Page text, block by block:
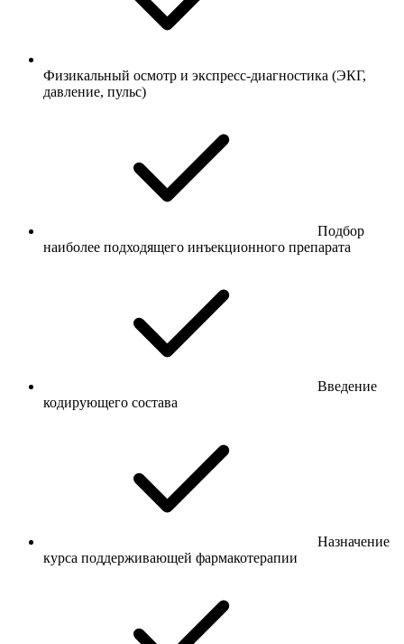
Физикальный осмотр и экспресс-диагностика (ЭКГ,
давление, пульс)
Подбор
наиболее подходящего инъекционного препарата
Введение
кодирующего состава
Назначение
курса поддерживающей фармакотерапии